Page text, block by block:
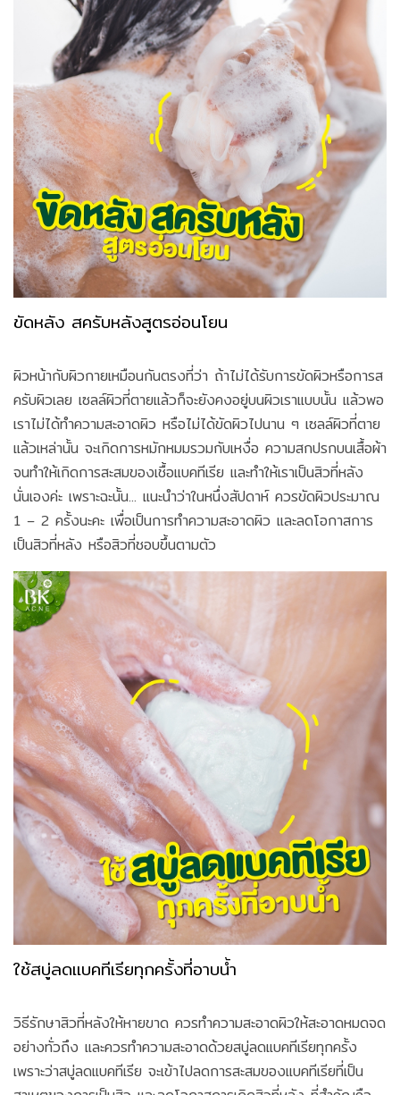
ขัดหลัง สครับหลังสูตรอ่อนโยน
ผิวหน้ากับผิวกายเหมือนกันตรงที่ว่า ถ้าไม่ได้รับการขัดผิวหรือการส
ครับผิวเลย เซลล์ผิวที่ตายแล้วก็จะยังคงอยู่บนผิวเราแบบนั้น แล้วพอ
เราไม่ได้ทำความสะอาดผิว หรือไม่ได้ขัดผิวไปนาน ๆ เซลล์ผิวที่ตาย
แล้วเหล่านั้น จะเกิดการหมักหมมรวมกับเหงื่อ ความสกปรกบนเสื้อผ้า
จนทำให้เกิดการสะสมของเชื้อแบคทีเรีย และทำให้เราเป็นสิวที่หลัง
นั่นเองค่ะ เพราะฉะนั้น... แนะนำว่าในหนึ่งสัปดาห์ ควรขัดผิวประมาณ
1 – 2 ครั้งนะคะ เพื่อเป็นการทำความสะอาดผิว และลดโอกาสการ
เป็นสิวที่หลัง หรือสิวที่ชอบขึ้นตามตัว
ใช้สบู่ลดแบคทีเรียทุกครั้งที่อาบน้ำ
วิธีรักษาสิวที่หลังให้หายขาด ควรทำความสะอาดผิวให้สะอาดหมดจด
อย่างทั่วถึง และควรทำความสะอาดด้วยสบู่ลดแบคทีเรียทุกครั้ง
เพราะว่าสบู่ลดแบคทีเรีย จะเข้าไปลดการสะสมของแบคทีเรียที่เป็น